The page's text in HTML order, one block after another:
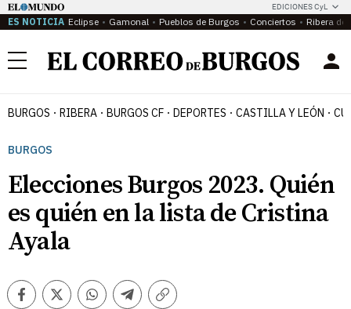
EDICIONES CyL
ES NOTICIA Eclipse Gamonal Pueblos de Burgos Conciertos Ribera del
Menú
BURGOS RIBERA BURGOS CF DEPORTES CASTILLA Y LEÓN
BURGOS
Elecciones Burgos 2023. Quién
es quién en la lista de Cristina
Ayala
FacebookTwitterWhatsappTelegramCopiar